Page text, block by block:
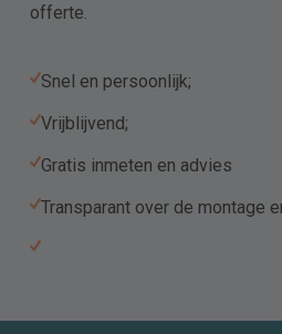
offerte.
Snel en persoonlijk;
Vrijblijvend;
Gratis inmeten en advies
Transparant over de montage